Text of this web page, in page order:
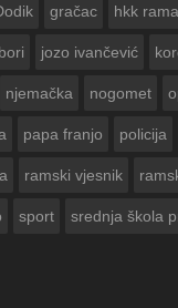
gračac hkk rama
jozo ivančević
njemačka nogomet
papa franjo policija
ramski vjesnik
sport srednja škola